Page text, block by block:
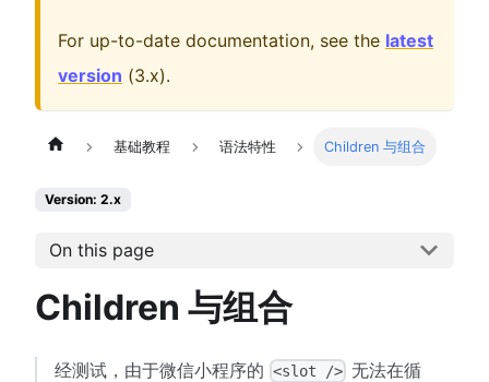
For up-to-date documentation, see the latest
version (3.x).
基础教程 语法特性 Children 与组合
Version: 2.x
On this page
Children 与组合
经测试，由于微信小程序的 <slot /> 无法在循